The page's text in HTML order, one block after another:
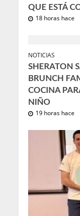
QUE ESTÁ
18 horas hace
NOTICIAS
SHERATON
BRUNCH
COCINA
NIÑO
19 horas hace